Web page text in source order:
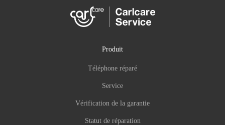
Produit
Téléphone réparé
Service
Vérification de la garantie
Statut de réparation